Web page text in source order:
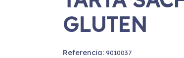
GLUTEN
Referencia:9010037